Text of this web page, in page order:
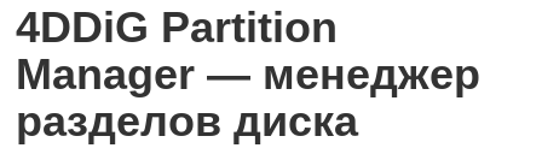
4DDiG Partition
Manager — менеджер
разделов диска